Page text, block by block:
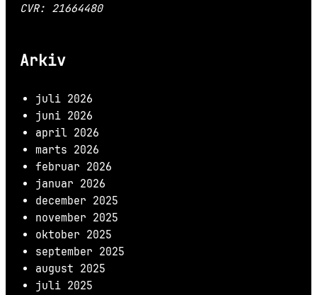
CVR: 21664480
Arkiv
juli 2026
juni 2026
april 2026
marts 2026
februar 2026
januar 2026
december 2025
november 2025
oktober 2025
september 2025
august 2025
juli 2025